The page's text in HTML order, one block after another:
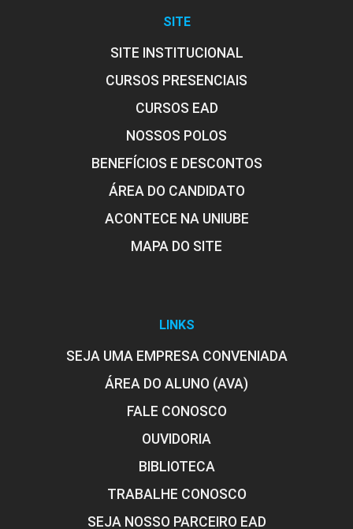
SITE
SITE INSTITUCIONAL
CURSOS PRESENCIAIS
CURSOS EAD
NOSSOS POLOS
BENEFÍCIOS E DESCONTOS
ÁREA DO CANDIDATO
ACONTECE NA UNIUBE
MAPA DO SITE
LINKS
SEJA UMA EMPRESA CONVENIADA
ÁREA DO ALUNO (AVA)
FALE CONOSCO
OUVIDORIA
BIBLIOTECA
TRABALHE CONOSCO
SEJA NOSSO PARCEIRO EAD